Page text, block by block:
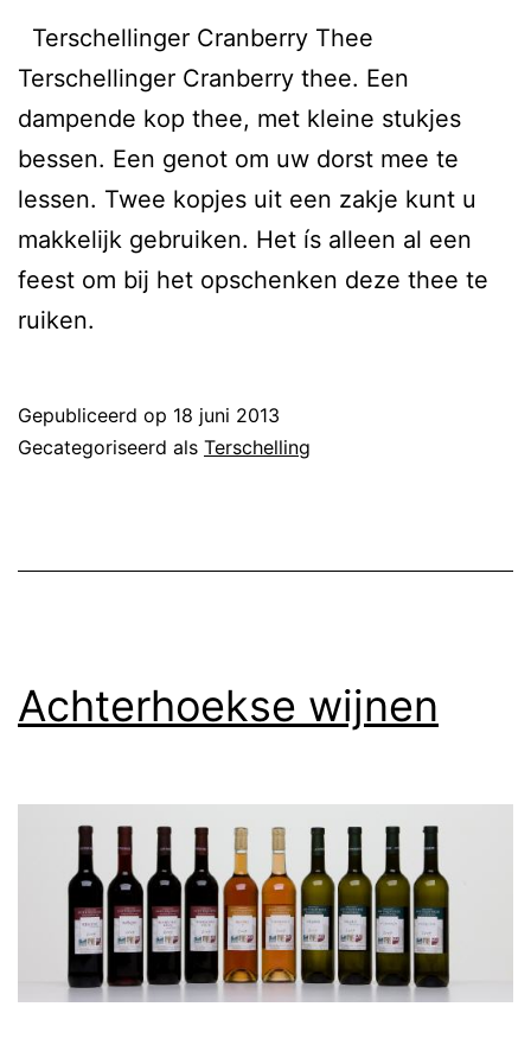
Terschellinger Cranberry Thee
Terschellinger Cranberry thee. Een
dampende kop thee, met kleine stukjes
bessen. Een genot om uw dorst mee te
lessen. Twee kopjes uit een zakje kunt u
makkelijk gebruiken. Het ís alleen al een
feest om bij het opschenken deze thee te
ruiken.
Gepubliceerd op 18 juni 2013
Gecategoriseerd als Terschelling
Achterhoekse wijnen